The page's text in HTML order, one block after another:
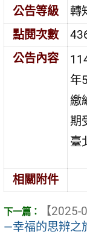
公告等級
轉
點閱次數
公告內容
年
繳
期
臺
相關附件
【2025-
—幸福的思辨之